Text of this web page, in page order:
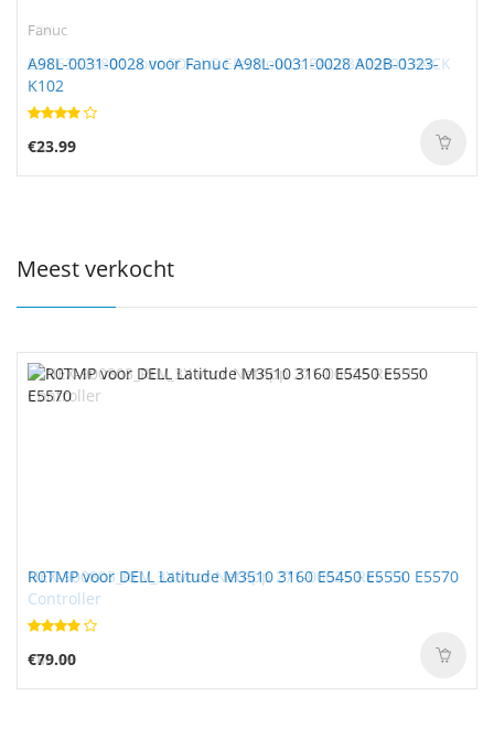
Fanuc
A98L-0031-0028 voor Fanuc A98L-0031-0028 A02B-0323-
K102
€23.99
Meest verkocht
R0TMP voor DELL Latitude M3510 3160 E5450 E5550 E5570
€79.00